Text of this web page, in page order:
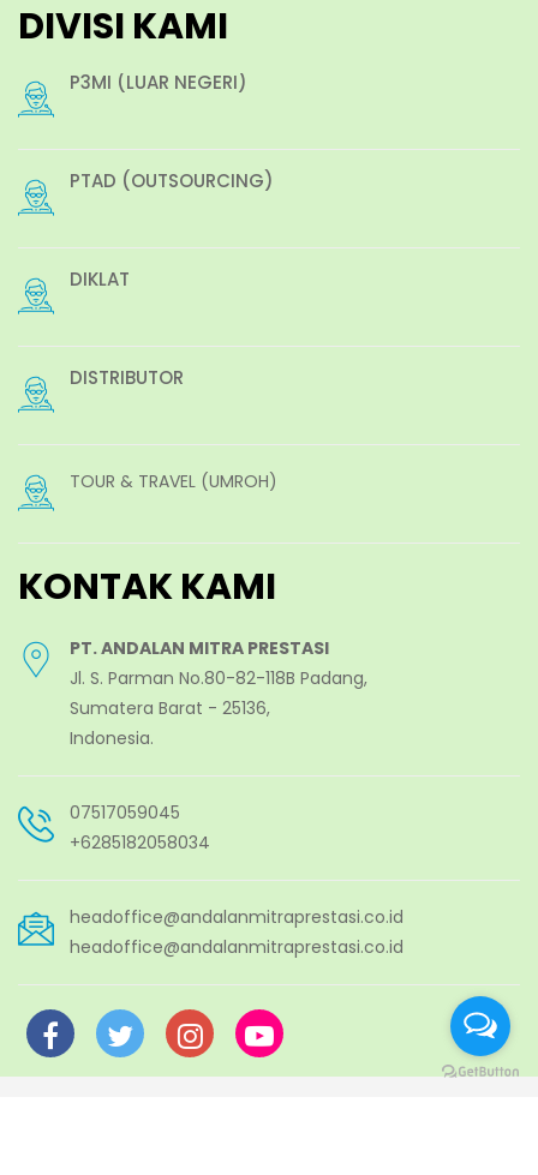
DIVISI KAMI
P3MI (LUAR NEGERI)
PTAD (OUTSOURCING)
DIKLAT
DISTRIBUTOR
TOUR & TRAVEL (UMROH)
KONTAK KAMI
PT. ANDALAN MITRA PRESTASI
Jl. S. Parman No.80-82-118B Padang,
Sumatera Barat - 25136,
Indonesia.
07517059045
+6285182058034
headoffice@andalanmitraprestasi.co.id
headoffice@andalanmitraprestasi.co.id